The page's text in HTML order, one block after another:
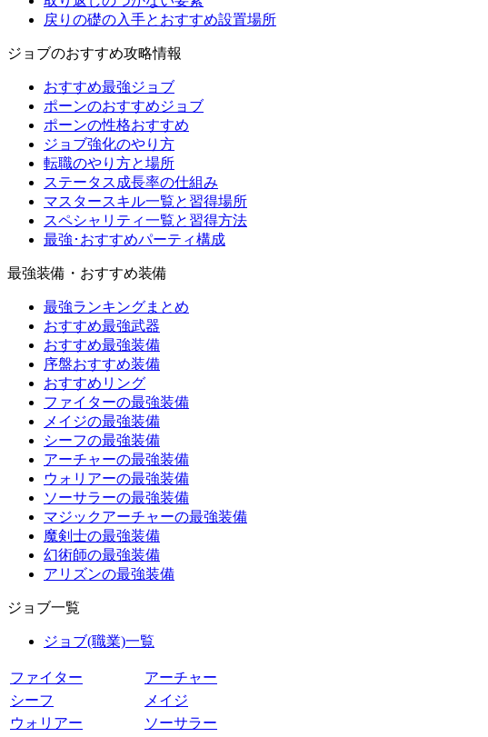
戻りの礎の入手とおすすめ設置場所
ジョブのおすすめ攻略情報
おすすめ最強ジョブ
ポーンのおすすめジョブ
ポーンの性格おすすめ
ジョブ強化のやり方
転職のやり方と場所
ステータス成長率の仕組み
マスタースキル一覧と習得場所
スペシャリティ一覧と習得方法
最強･おすすめパーティ構成
最強装備・おすすめ装備
最強ランキングまとめ
おすすめ最強武器
おすすめ最強装備
序盤おすすめ装備
おすすめリング
ファイターの最強装備
メイジの最強装備
シーフの最強装備
アーチャーの最強装備
ウォリアーの最強装備
ソーサラーの最強装備
マジックアーチャーの最強装備
魔剣士の最強装備
幻術師の最強装備
アリズンの最強装備
ジョブ一覧
ジョブ(職業)一覧
ファイター
アーチャー
シーフ
メイジ
ウォリアー
ソーサラー